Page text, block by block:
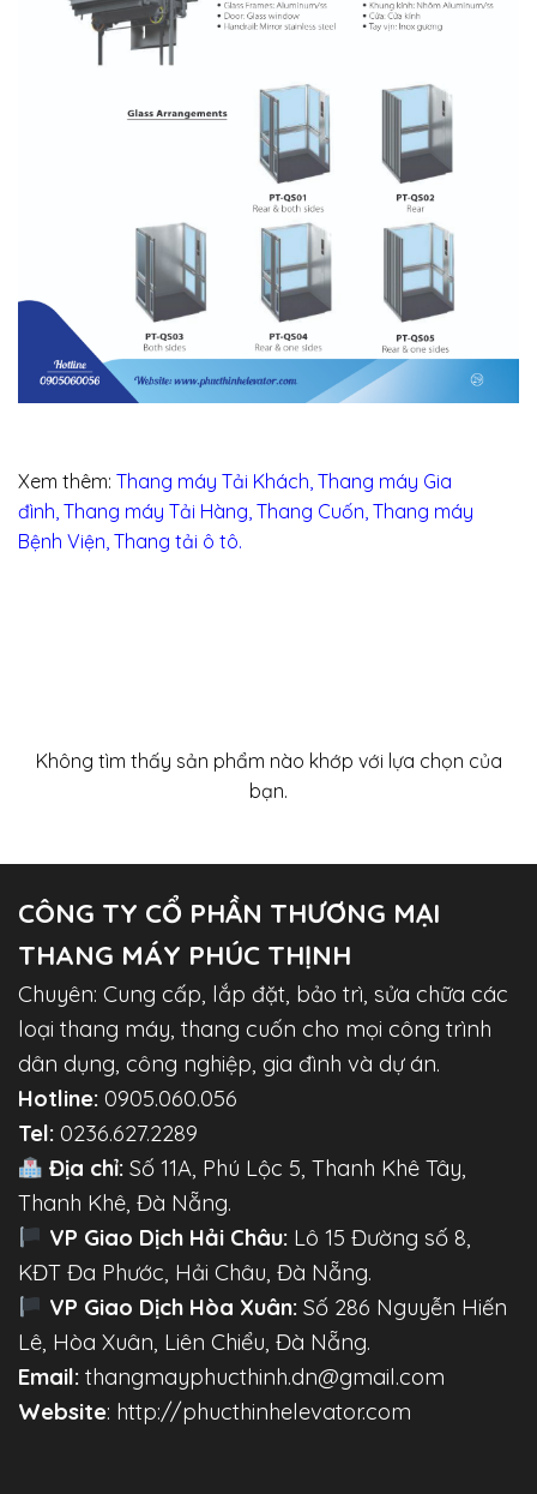
Xem thêm: Thang máy Tải Khách Thang máy Gia
đình Thang máy Tải Hàng Thang Cuốn Thang máy
Bệnh Viện Thang tải ô tô.
Không tìm thấy sản phẩm nào khớp với lựa chọn của
bạn.
CÔNG TY CỔ PHẦN THƯƠNG MẠI
THANG MÁY PHÚC THỊNH
Chuyên: Cung cấp, lắp đặt, bảo trì, sửa chữa các
loại thang máy, thang cuốn cho mọi công trình
dân dụng, công nghiệp, gia đình và dự án.
Hotline: 0905.060.056
Tel: 0236.627.2289
Địa chỉ: Số 11A, Phú Lộc 5, Thanh Khê Tây,
Thanh Khê, Đà Nẵng.
VP Giao Dịch Hải Châu: Lô 15 Đường số 8,
KĐT Đa Phước, Hải Châu, Đà Nẵng.
VP Giao Dịch Hòa Xuân: Số 286 Nguyễn Hiến
Lê, Hòa Xuân, Liên Chiểu, Đà Nẵng.
Email: thangmayphucthinh.dn@gmail.com
Website: http://phucthinhelevator.com